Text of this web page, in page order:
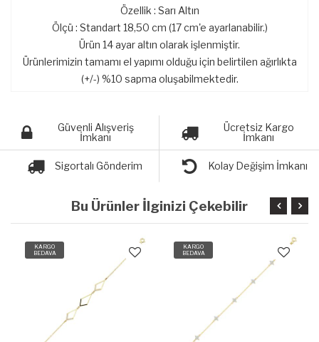
Özellik : Sarı Altın
Ölçü : Standart 18,50 cm (17 cm'e ayarlanabilir.)
Ürün 14 ayar altın olarak işlenmiştir.
Ürünlerimizin tamamı el yapımı olduğu için belirtilen ağırlıkta
(+/-) %10 sapma oluşabilmektedir.
Güvenli Alışveriş
İmkanı
Ücretsiz Kargo
İmkanı
Sigortalı Gönderim Kolay Değişim İmkanı
Bu Ürünler İlginizi Çekebilir
KARGO
BEDAVA
KARGO
BEDAVA